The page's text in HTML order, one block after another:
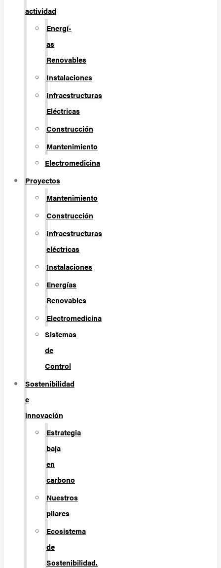
actividad
Energí­
as
Renovables
Instalaciones
Infraestructuras
Eléctricas
Construcción
Mantenimiento
Electromedicina
Proyectos
Mantenimiento
Construcción
Infraestructuras
eléctricas
Instalaciones
Energías
Renovables
Electromedicina
Sistemas
de
Control
Sostenibilidad
e
innovación
Estrategia
baja
en
carbono
Nuestros
pilares
Ecosistema
de
Sostenibilidad.